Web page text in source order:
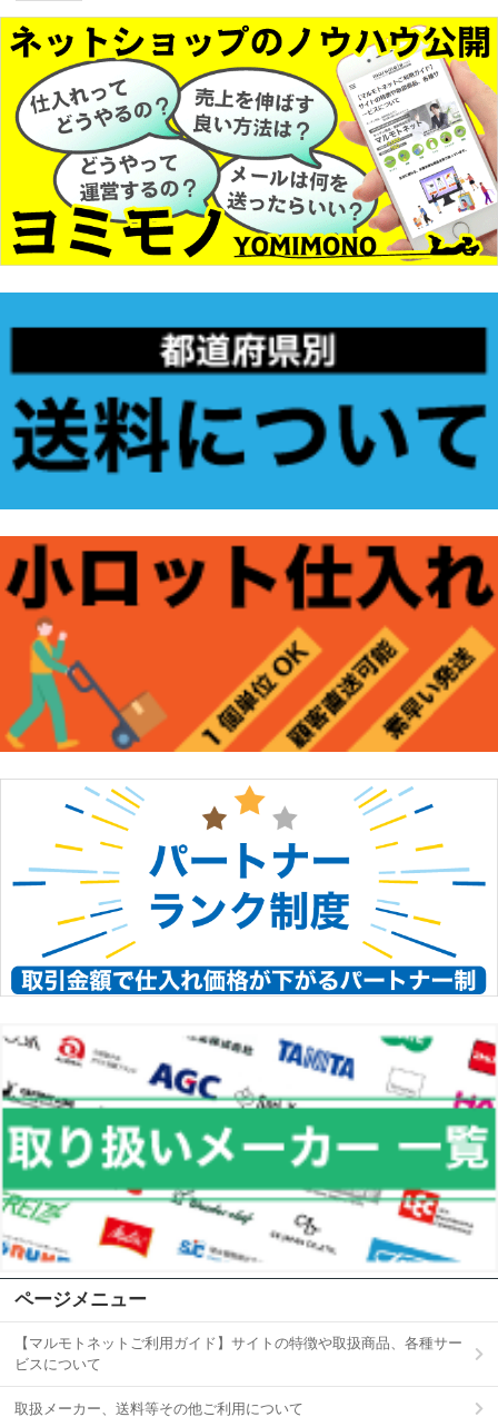
ページメニュー
【マルモトネットご利用ガイド】サイトの特徴や取扱商品、各種サー
ビスについて
取扱メーカー、送料等その他ご利用について